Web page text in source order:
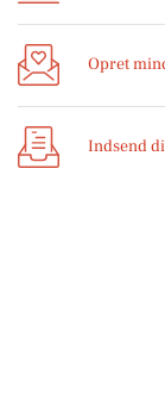
Opret
Indsend